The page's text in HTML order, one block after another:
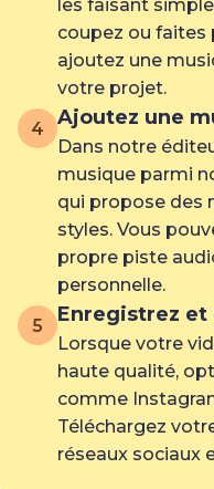
les faisant
coupez ou faites
ajoutez une
votre projet.
4
Ajoutez une
Dans notre
musique parmi
qui propose des
styles. Vous
propre piste
personnelle.
5
Enregistrez
Lorsque votre
haute qualité,
comme
Téléchargez
réseaux sociaux